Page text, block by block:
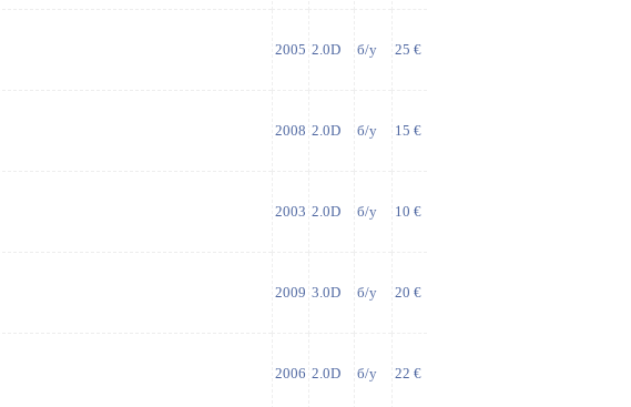
2005 2.0D б/у 25 €
2008 2.0D б/у 15 €
2003 2.0D б/у 10 €
2009 3.0D б/у 20 €
2006 2.0D б/у 22 €